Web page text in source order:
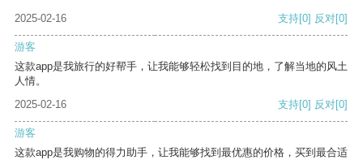
2025-02-16 支持[0] 反对[0]
游客
这款app是我旅行的好帮手，让我能够轻松找到目的地，了解当地的风土
人情。
2025-02-16
支持[0] 反对[0]
游客
这款app是我购物的得力助手，让我能够找到最优惠的价格，买到最合适